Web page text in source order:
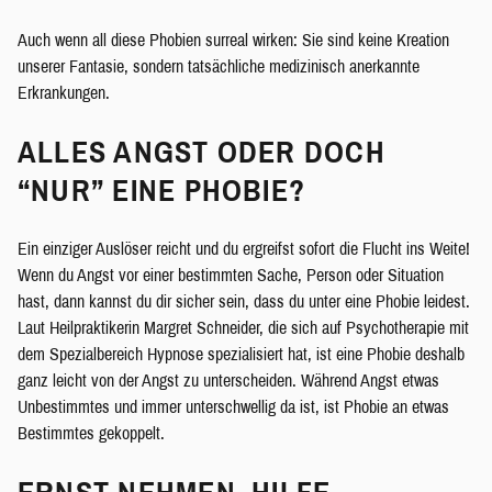
Auch wenn all diese Phobien surreal wirken: Sie sind keine Kreation
unserer Fantasie, sondern tatsächliche medizinisch anerkannte
Erkrankungen.
ALLES ANGST ODER DOCH
“NUR” EINE PHOBIE?
Ein einziger Auslöser reicht und du ergreifst sofort die Flucht ins Weite!
Wenn du Angst vor einer bestimmten Sache, Person oder Situation
hast, dann kannst du dir sicher sein, dass du unter eine Phobie leidest.
Laut Heilpraktikerin Margret Schneider, die sich auf Psychotherapie mit
dem Spezialbereich Hypnose spezialisiert hat, ist eine Phobie deshalb
ganz leicht von der Angst zu unterscheiden. Während Angst etwas
Unbestimmtes und immer unterschwellig da ist, ist Phobie an etwas
Bestimmtes gekoppelt.